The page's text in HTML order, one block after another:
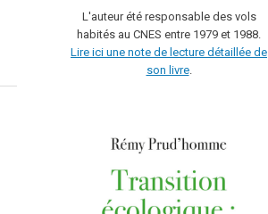
L'auteur été responsable des vols
habités au CNES entre 1979 et 1988.
Lire ici une note de lecture détaillée de
son livre.